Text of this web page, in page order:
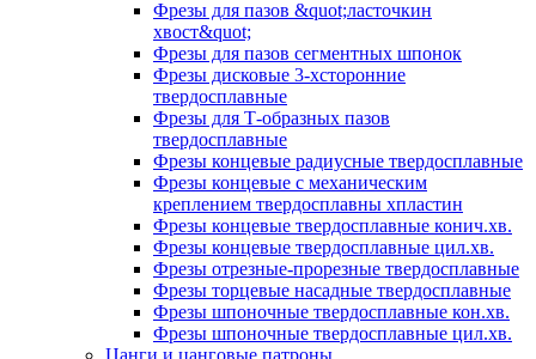
Фрезы для пазов &quot;ласточкин
хвост&quot;
Фрезы для пазов сегментных шпонок
Фрезы дисковые 3-хсторонние
твердосплавные
Фрезы для Т-образных пазов
твердосплавные
Фрезы концевые радиусные твердосплавные
Фрезы концевые с механическим
креплением твердосплавны хпластин
Фрезы концевые твердосплавные конич.хв.
Фрезы концевые твердосплавные цил.хв.
Фрезы отрезные-прорезные твердосплавные
Фрезы торцевые насадные твердосплавные
Фрезы шпоночные твердосплавные кон.хв.
Фрезы шпоночные твердосплавные цил.хв.
Цанги и цанговые патроны